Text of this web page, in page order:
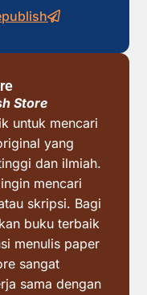
Store
untuk mencari
yang
dan ilmiah.
mencari
skripsi. Bagi
buku terbaik
menulis paper
sangat
sama dengan